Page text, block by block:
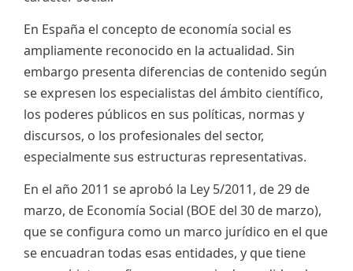
En España el concepto de economía social es
ampliamente reconocido en la actualidad. Sin
embargo presenta diferencias de contenido según
se expresen los especialistas del ámbito científico,
los poderes públicos en sus políticas, normas y
discursos, o los profesionales del sector,
especialmente sus estructuras representativas.
En el año 2011 se aprobó la Ley 5/2011, de 29 de
marzo, de Economía Social (BOE del 30 de marzo),
que se configura como un marco jurídico en el que
se encuadran todas esas entidades, y que tiene